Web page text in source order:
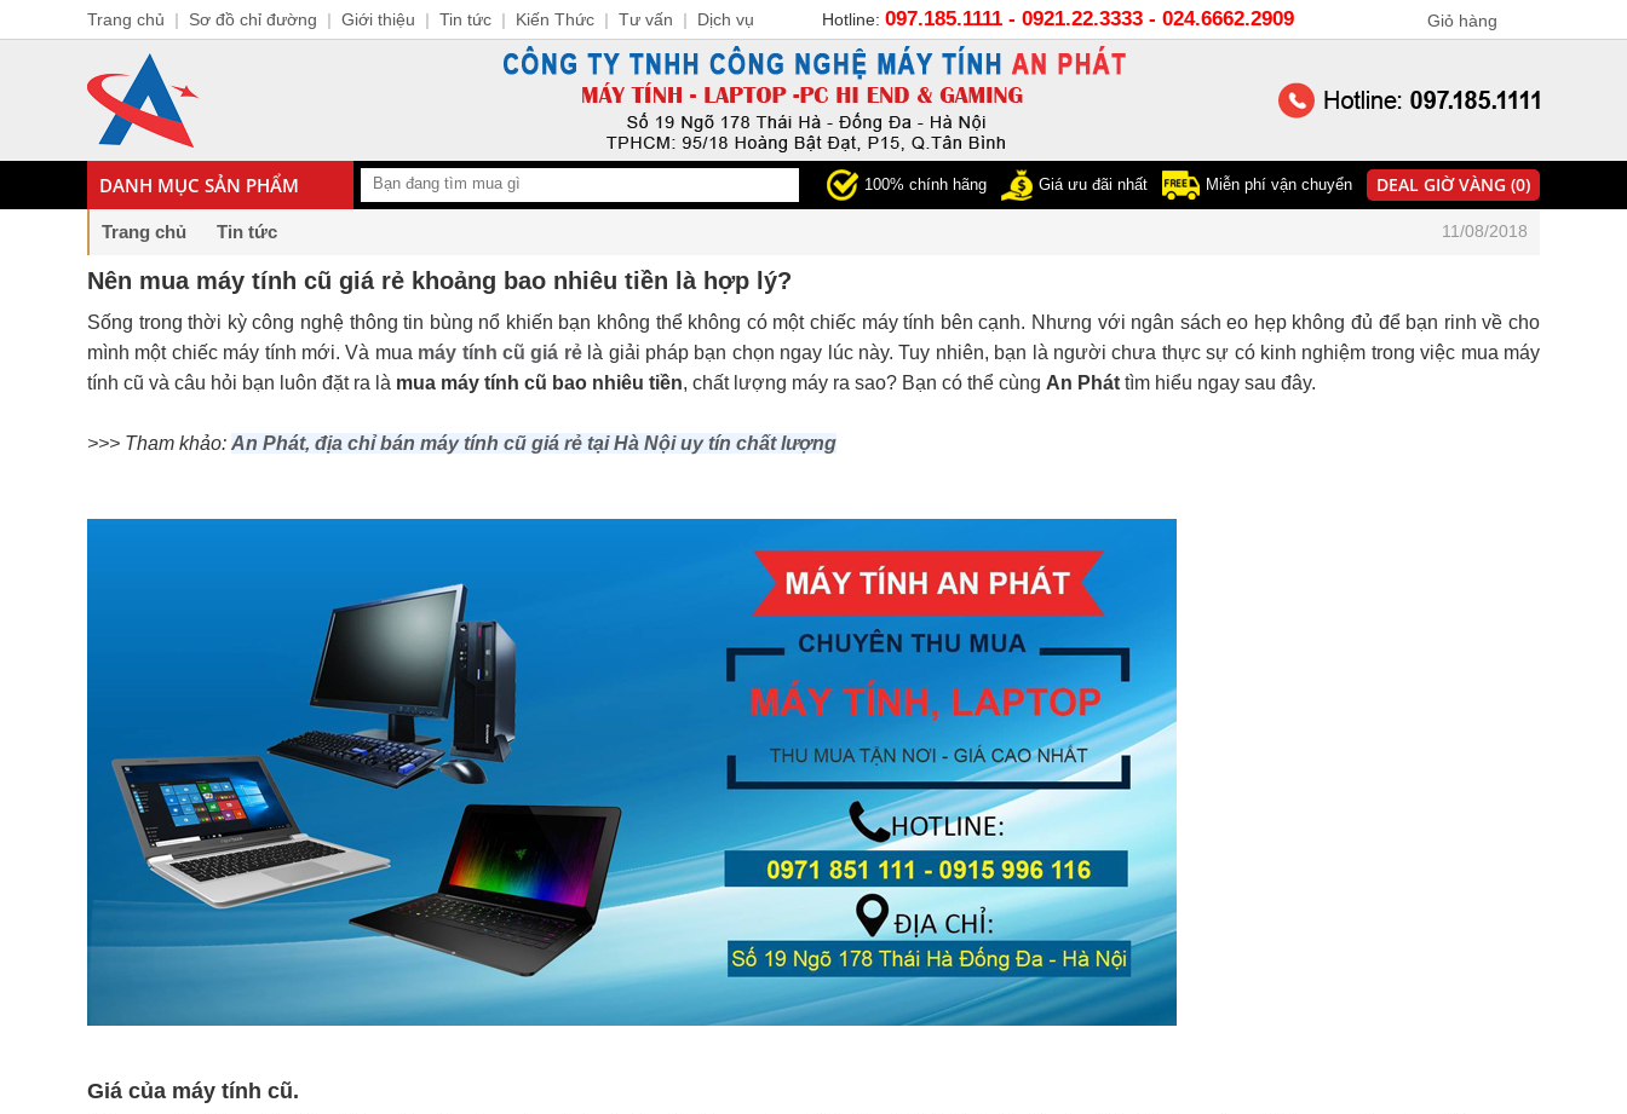
DEAL GIỜ VÀNG (0)
100% chính hãng Giá ưu đãi nhất Miễn phí vận chuyển
DANH MỤC SẢN PHẨM
Trang chủ Tin tức 11/08/2018
Nên mua máy tính cũ giá rẻ khoảng bao nhiêu tiền là hợp lý?
Sống trong thời kỳ công nghệ thông tin bùng nổ khiến bạn không thể không có một chiếc máy tính bên cạnh. Nhưng với ngân sách eo hẹp không đủ để bạn rinh về cho
mình một chiếc máy tính mới. Và mua máy tính cũ giá rẻlà giải pháp bạn chọn ngay lúc này. Tuy nhiên, bạn là người chưa thực sự có kinh nghiệm trong việc mua máy
tính cũ và câu hỏi bạn luôn đặt ra là mua máy tính cũ bao nhiêu tiền, chất lượng máy ra sao? Bạn có thể cùng An Phát tìm hiểu ngay sau đây.
>>> Tham khảo: An Phát, địa chỉ bán máy tính cũ giá rẻ tại Hà Nội uy tín chất lượng
Giá của máy tính cũ.
Giỏ hàng
Hotline: 097.185.1111 - 0921.22.3333 - 024.6662.2909
Trang chủ | Sơ đồ chỉ đường | Giới thiệu | Tin tức | Kiến Thức | Tư vấn | Dịch vụ